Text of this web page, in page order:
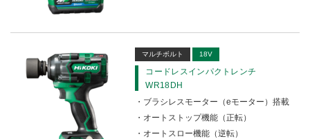
マルチボルト 18V
コードレスインパクトレンチ
WR18DH
ブラシレスモーター（eモーター）搭載
オートストップ機能（正転）
オートスロー機能（逆転）